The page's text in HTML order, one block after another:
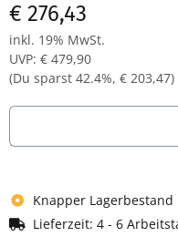
Drehriegelverschluss für
Maße: H 1800 x B 800 x T
Farbe: RAL 9003
Komplett montiert und
€ 276,43
inkl. 19% MwSt.
UVP: € 479,90
(Du sparst 42.4%, € 203,47)
Knapper Lagerbestand
Lieferzeit: 4 - 6